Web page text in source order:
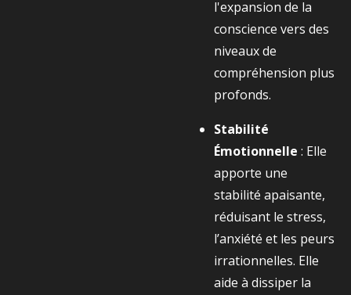
l'expansion de la
conscience vers des
niveaux de
compréhension plus
profonds.
Stabilité
Émotionnelle : Elle
apporte une
stabilité apaisante,
réduisant le stress,
l’anxiété et les peurs
irrationnelles. Elle
aide à dissiper la